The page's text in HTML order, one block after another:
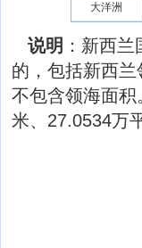
大洋洲
说明 ：新西
的，包括新西
不包含领海面
米、27.0534万